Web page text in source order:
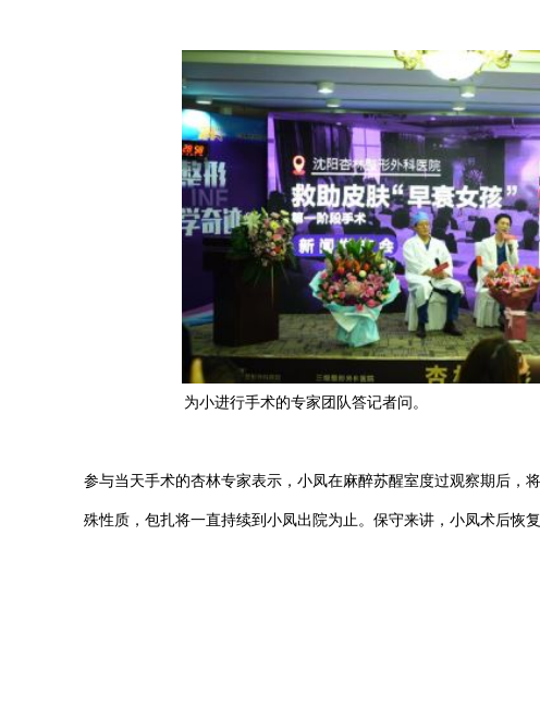
为小进行手术的专家团队答记者问。
参与当天手术的杏林专家表示，小凤在麻醉苏醒室度过观察期后，
殊性质，包扎将一直持续到小凤出院为止。保守来讲，小凤术后恢